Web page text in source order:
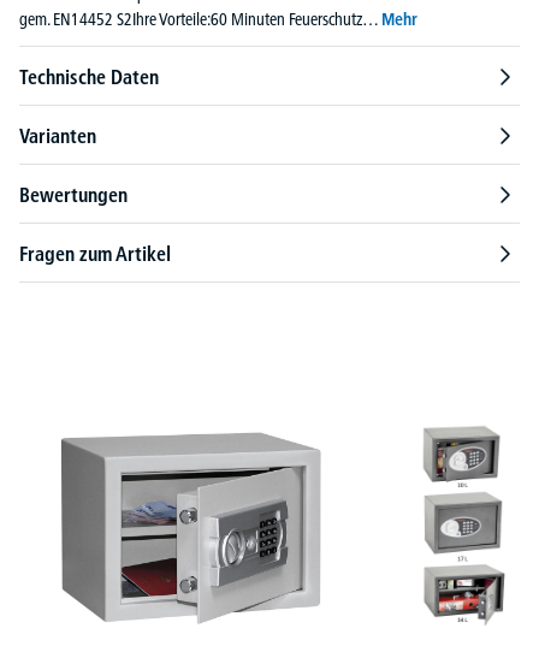
gem. EN14452 S2Ihre Vorteile:60 Minuten Feuerschutz… Mehr
Technische Daten
Varianten
Bewertungen
Fragen zum Artikel